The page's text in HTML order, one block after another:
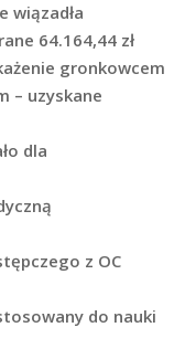
wiązadła
64.164,44 zł
gronkowcem
– uzyskane
dla
z OC
do nauki